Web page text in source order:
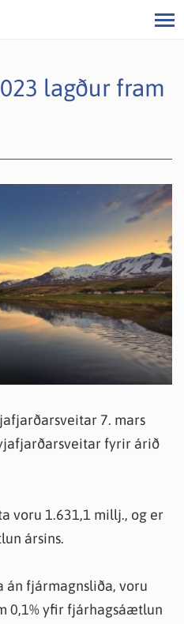
lagður fram
7. mars
fyrir árið
voru 1.631,1 millj., og er
ársins.
án fjármagnsliða, voru
0,1% yfir fjárhagsáætlun